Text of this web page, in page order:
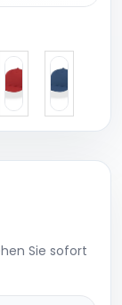
Sie sofort